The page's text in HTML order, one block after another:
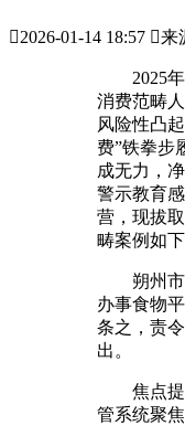
2026-01-14 18:57 来
2025年
消费范畴
风险性凸
费”铁拳步
成无力，
警示教育
营，现拔
畴案例如下
朔州市
办事食物
条之，责
出。
焦点提
管系统聚